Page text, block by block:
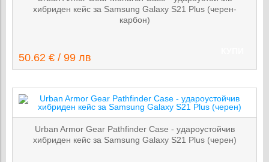
хибриден кейс за Samsung Galaxy S21 Plus (черен-
карбон)
50.62 € / 99 лв
Urban Armor Gear Pathfinder Case - удароустойчив
хибриден кейс за Samsung Galaxy S21 Plus (черен)